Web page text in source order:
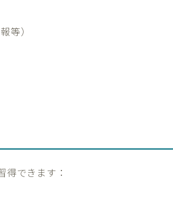
等）
得できます：